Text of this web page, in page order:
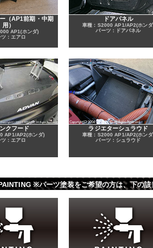
（AP1前期・中期
用）
AP1(ホンダ)
ツ：エアロ
ドアパネル
車種：S2000 AP1/AP2(ホン
パーツ：ドアパネル
ンクフード
AP1/AP2(ホンダ)
ツ：エアロ
ラジエターシュラウド
車種：S2000 AP1/AP2(ホン
パーツ：シュラウド
※パーツ塗装をご希望の方は、下の